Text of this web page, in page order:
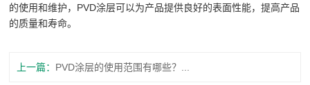
的使用和维护，PVD涂层可以为产品提供良好的表面性能，提高产品
的质量和寿命。
上一篇： PVD涂层的使用范围有哪些？...